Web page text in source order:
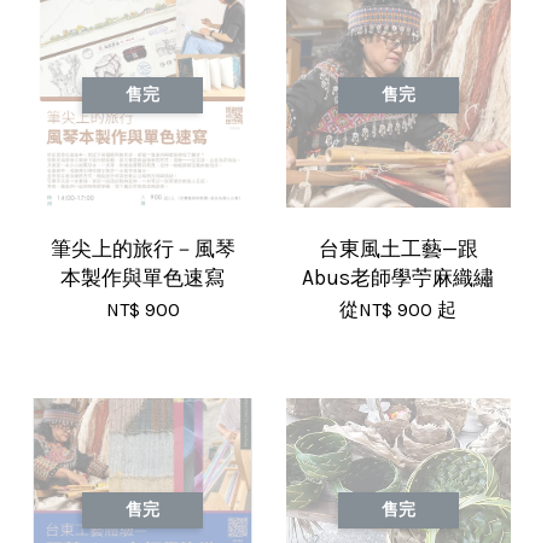
售完
筆尖上的旅行－風琴
本製作與單色速寫
NT$ 900
售完
台東風土工藝—跟
Abus老師學苧麻織繡
從NT$ 900 起
售完 售完